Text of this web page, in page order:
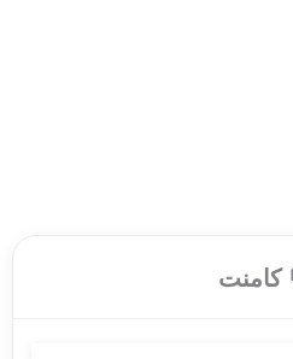
کامنت